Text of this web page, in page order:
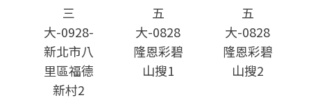
三
大-0928-
新北市八
里區福德
新村2
五
大-0828
隆恩彩碧
山搜1
五
大-0828
隆恩彩碧
山搜2